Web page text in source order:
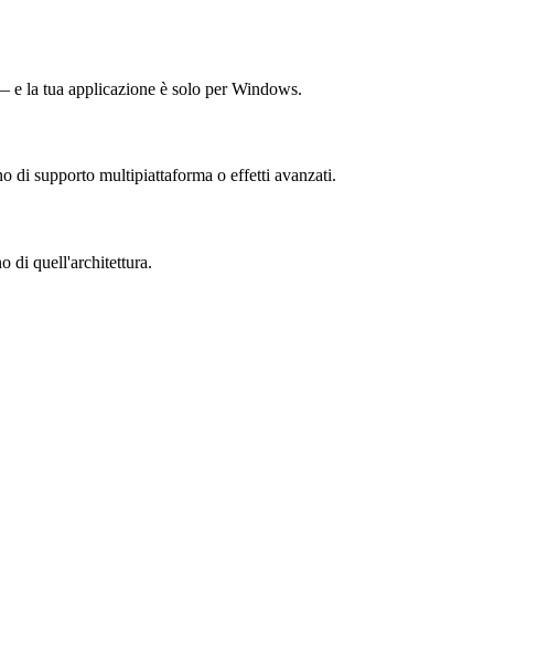
e la tua applicazione è solo per Windows.
di supporto multipiattaforma o effetti avanzati.
di quell'architettura.